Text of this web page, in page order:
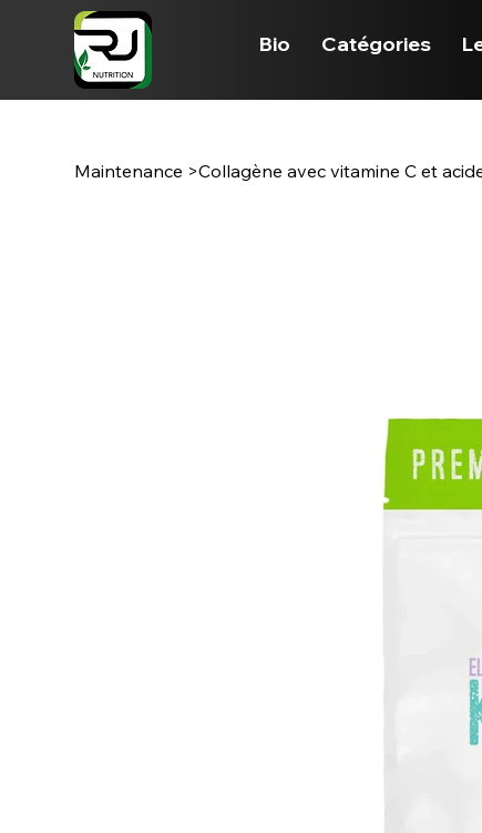
Bio Catégories
Maintenance >Collagène avec vitamine C et